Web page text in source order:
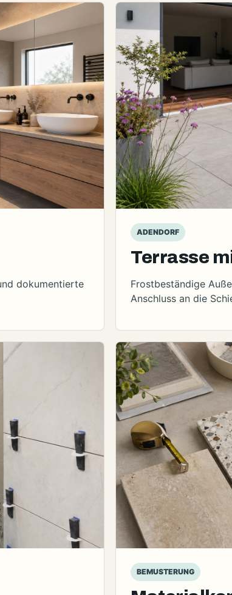
dokumentierte
ADENDORF
Terrasse
Frostbeständige
Anschluss an die
BEMUSTERUNG